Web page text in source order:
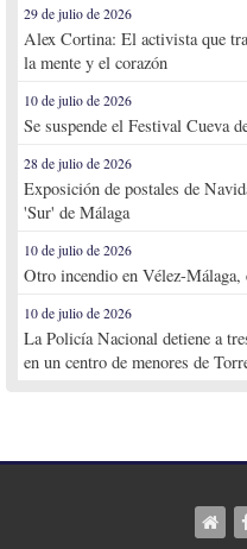
29 de julio de 2026
Alex Cortina: El activista que
la mente y el corazón
10 de julio de 2026
Se suspende el Festival Cueva
28 de julio de 2026
Exposición de postales de
'Sur' de Málaga
10 de julio de 2026
Otro incendio en Vélez-Málaga,
10 de julio de 2026
La Policía Nacional detiene a
en un centro de menores de